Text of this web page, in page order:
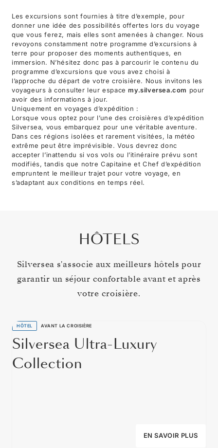
Les excursions sont fournies à titre d’exemple, pour
donner une idée des possibilités offertes lors du voyage
que vous ferez, mais elles sont amenées à changer. Nous
revoyons constamment notre programme d’excursions à
terre pour proposer des moments authentiques, en
immersion. N’hésitez donc pas à parcourir le contenu du
programme d’excursions que vous avez choisi à
l’approche du départ de votre croisière. Nous invitons les
voyageurs à consulter leur espacemy.silversea.com pour
avoir des informations à jour.
Uniquement en voyages d’expédition :
Lorsque vous optez pour l’une des croisières d’expédition
Silversea, vous embarquez pour une véritable aventure.
Dans ces régions isolées et rarement visitées, la météo
extrême peut être imprévisible. Vous devrez donc
accepter l’inattendu si vos vols ou l’itinéraire prévu sont
modifiés, tandis que notre Capitaine et Chef d’expédition
empruntent le meilleur trajet pour votre voyage, en
s’adaptant aux conditions en temps réel.
HÔTELS
Silversea s'associe aux meilleurs hôtels pour
garantir un séjour confortable avant et après
votre croisière.
HÔTEL AVANT LA CROISIÈRE
Silversea Ultra-Luxury
Collection
EN SAVOIR PLUS